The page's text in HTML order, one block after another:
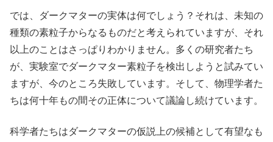
では、ダークマターの実体は何でしょう？それは、未知の
種類の素粒子からなるものだと考えられていますが、それ
以上のことはさっぱりわかりません。多くの研究者たち
が、実験室でダークマター素粒子を検出しようと試みてい
ますが、今のところ失敗しています。そして、物理学者た
ちは何十年もの間その正体について議論し続けています。
科学者たちはダークマターの仮説上の候補として有望なも